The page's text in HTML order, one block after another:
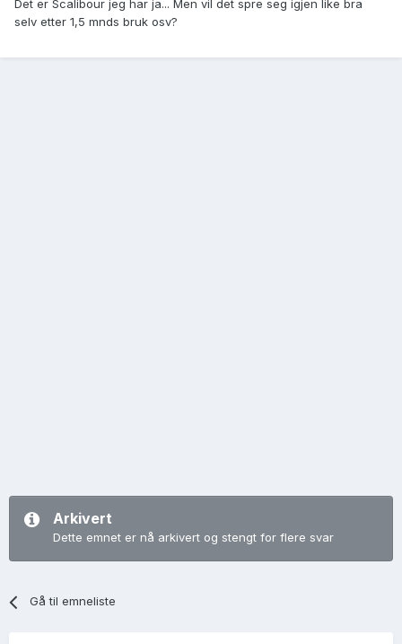
Det er Scalibour jeg har ja... Men vil det spre seg igjen like bra
selv etter 1,5 mnds bruk osv?
Arkivert
Dette emnet er nå arkivert og stengt for flere svar
Gå til emneliste